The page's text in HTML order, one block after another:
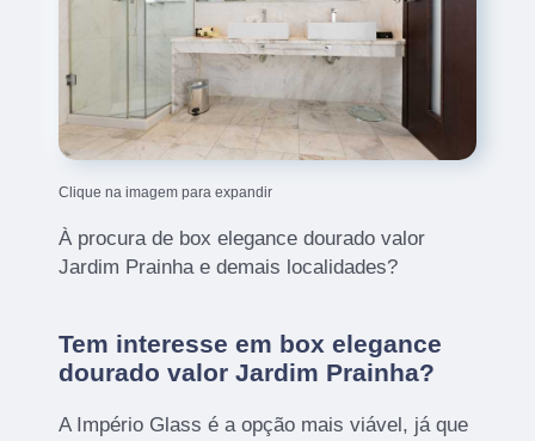
Clique na imagem para expandir
À procura de box elegance dourado valor
Jardim Prainha e demais localidades?
Tem interesse em box elegance
dourado valor Jardim Prainha?
A Império Glass é a opção mais viável, já que